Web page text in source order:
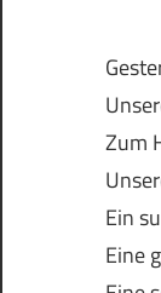
Zum
Ein
Eine